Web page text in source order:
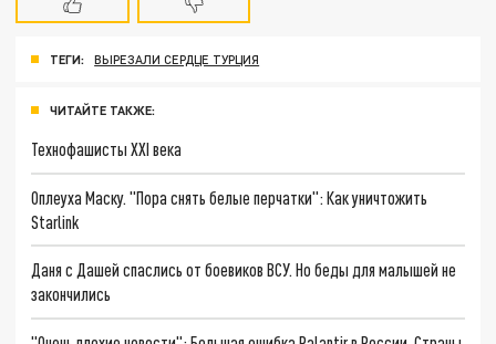
ТЕГИ: ВЫРЕЗАЛИ СЕРДЦЕ ТУРЦИЯ
ЧИТАЙТЕ ТАКЖЕ:
Технофашисты XXI века
Оплеуха Маску. "Пора снять белые перчатки": Как уничтожить
Starlink
Даня с Дашей спаслись от боевиков ВСУ. Но беды для малышей не
закончились